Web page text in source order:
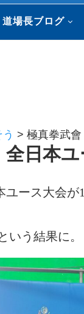
道場長ブログ
> 極真拳武
日本
ース大会が
いう結果に。